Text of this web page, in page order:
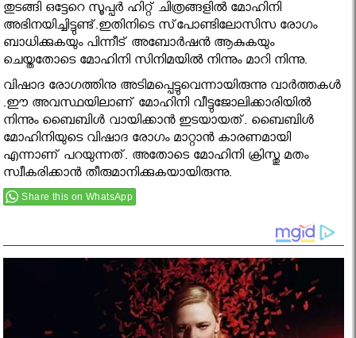
തുടങ്ങി ഒട്ടേറെ സൂപ്പര്‍ ഹിറ്റ് ചിത്രങ്ങളില്‍ മോഹിനി
അഭിനയിച്ചിട്ടുണ്ട്.ഇതിനിടെ സ്‌പോണ്ടിലോസിസ രോഗം
ബാധിക്കുകയും പിന്നീട് അബോര്‍ഷന്‍ ആകുകയും
ചെയ്തതോടെ മോഹിനി സിനിമയില്‍ നിന്നും മാറി നിന്നു.
വിഷാദ രോഗത്തിനു അടിമപ്പെട്ടുവെന്നായിരുന്നു വാര്‍ത്തകള്‍
.ഈ അവസ്ഥയിലാണ് മോഹിനി വീട്ടുജോലിക്കാരിയില്‍
നിന്നും ബൈബിള്‍ വായിക്കാന്‍ ഇടയായത്. ബൈബിള്‍
മോഹിനിയുടെ വിഷാദ രോഗം മാറ്റാന്‍ കാരണമായി
എന്നാണ് പറയുന്നത്. അതോടെ മോഹിനി ക്രിസ്തു മതം
സ്വീകരിക്കാന്‍ തീരുമാനിക്കുകയായിരുന്നു.
Share this on WhatsApp